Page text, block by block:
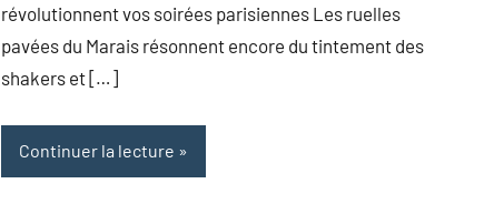
révolutionnent vos soirées parisiennes Les ruelles
pavées du Marais résonnent encore du tintement des
shakers et […]
Continuer la lecture